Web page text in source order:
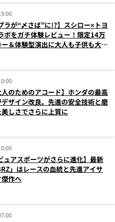
ラが“〆さば”に!?】スシロー×トヨ
ボをガチ体験レビュー！限定14万
＆体験型演出に大人も子供も大興
人のためのアコード】ホンダの最高
ザイン改良。先進の安全技術と磨
しさでさらに上質に
ュアスポーツがさらに進化】最新
」はレースの血統と先進アイサ
作へ